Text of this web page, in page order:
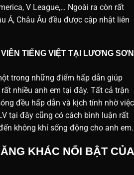
V League,… Ngoài ra còn rất
Á, Châu Âu đều được cập nhật liên
TIẾNG VIỆT TẠI LƯƠNG SƠN
trong những điểm hấp dẫn giúp
nhiều anh em tại đây. Tất cả trận
đều hấp dẫn và kịch tính nhờ việc
tại đây cũng có cách bình luận rất
không khí sống động cho anh em.
KHÁC NỔI BẬT CỦA